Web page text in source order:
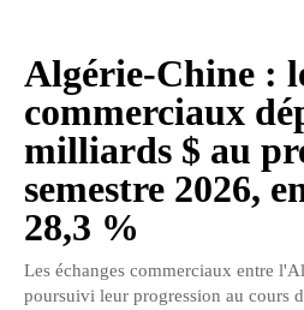
Algérie-Chine :
commerciaux
milliards $ au
semestre 2026,
28,3 %
Les échanges commerciaux entre
poursuivi leur progression au cours